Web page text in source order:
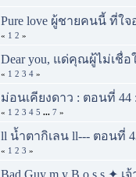
Pure love ผู้ชายคนนี้ ที่ใ
« 1 2 »
Dear you, แด่คุณผู้ไม่เชื่อ
« 1 2 3 4 »
ม่อนเคียงดาว : ตอนที่ 44
« 1 2 3 4 5 ... 7 »
ll น้ำตากิเลน ll--- ตอนที่
« 1 2 3 »